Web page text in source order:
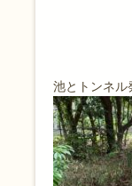
池とトンネル